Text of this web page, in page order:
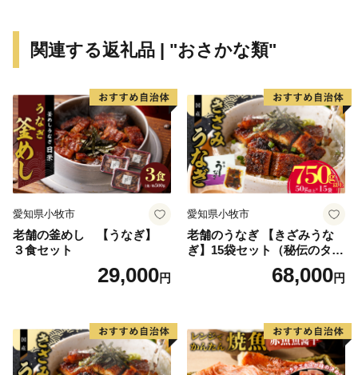
はじめ、柏オリジナルの地元事業者の返礼品をご用意し
これからも柏市の特徴を生かしながら「ふるさと柏」の
魅力と皆さんにお届けしていきます。
関連する返礼品 | "おさかな類"
愛知県小牧市
老舗の釜めし 【うなぎ】
３食セット
29,000円
愛知県小牧市
老舗のうなぎ 【きざみうな
ぎ】15袋セット（秘伝のタレ
68,000円